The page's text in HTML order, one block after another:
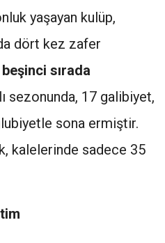
yaşayan kulüp,
dört kez zafer
sırada
sezonunda, 17 galibiyet,
sona ermiştir.
kalelerinde sadece 35